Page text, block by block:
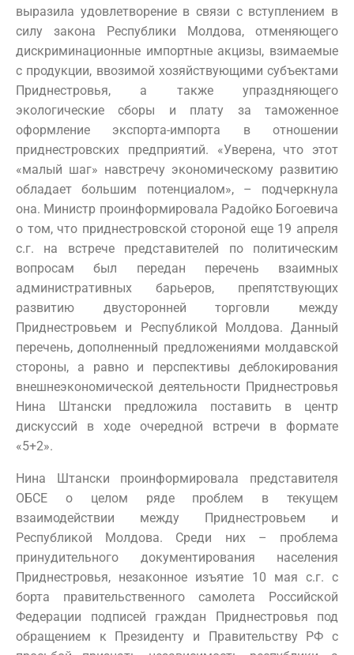
выразила удовлетворение в связи с вступлением в
силу закона Республики Молдова, отменяющего
дискриминационные импортные акцизы, взимаемые
с продукции, ввозимой хозяйствующими субъектами
Приднестровья, а также упраздняющего
экологические сборы и плату за таможенное
оформление экспорта-импорта в отношении
приднестровских предприятий. «Уверена, что этот
«малый шаг» навстречу экономическому развитию
обладает большим потенциалом», – подчеркнула
она. Министр проинформировала Радойко Богоевича
о том, что приднестровской стороной еще 19 апреля
с.г. на встрече представителей по политическим
вопросам был передан перечень взаимных
административных барьеров, препятствующих
развитию двусторонней торговли между
Приднестровьем и Республикой Молдова. Данный
перечень, дополненный предложениями молдавской
стороны, а равно и перспективы деблокирования
внешнеэкономической деятельности Приднестровья
Нина Штански предложила поставить в центр
дискуссий в ходе очередной встречи в формате
«5+2».
Нина Штански проинформировала представителя
ОБСЕ о целом ряде проблем в текущем
взаимодействии между Приднестровьем и
Республикой Молдова. Среди них – проблема
принудительного документирования населения
Приднестровья, незаконное изъятие 10 мая с.г. с
борта правительственного самолета Российской
Федерации подписей граждан Приднестровья под
обращением к Президенту и Правительству РФ с